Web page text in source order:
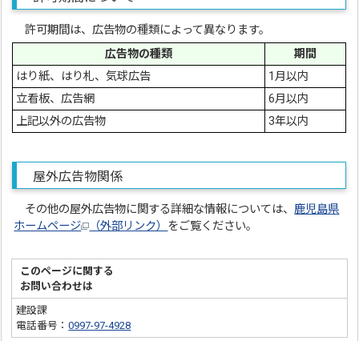
許可期間は、広告物の種類によって異なります。
広告物の種類
期間
はり紙、はり札、気球広告
1月以内
立看板、広告網
6月以内
上記以外の広告物
3年以内
屋外広告物関係
その他の屋外広告物に関する詳細な情報については、鹿児島県
ホームページ
（外部リンク） をご覧ください。
このページに関する
お問い合わせは
建設課
電話番号：0997-97-4928